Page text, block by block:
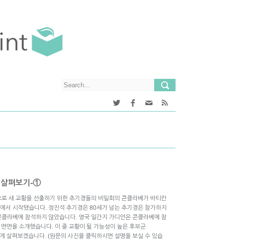
살펴보기-①
새 교황을 선출하기 위한 추기경들의 비밀회의 콘클라베가 바티칸
서 시작됐습니다. 정진석 추기경은 80세가 넘는 추기경은 참가하지
라베에 참석하지 않았습니다. 영국 일간지 가디언은 콘클라베에 참
면을 소개했습니다. 이 중 교황이 될 가능성이 높은 후보군
살펴보겠습니다. (원문의 사진을 클릭하시면 설명을 보실 수 있습